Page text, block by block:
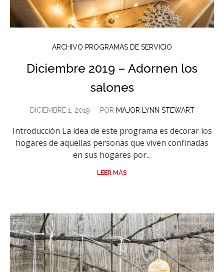
ARCHIVO PROGRAMAS DE SERVICIO
Diciembre 2019 – Adornen los
salones
DICIEMBRE 1, 2019 POR MAJOR LYNN STEWART
Introducción La idea de este programa es decorar los
hogares de aquellas personas que viven confinadas
en sus hogares por...
LEER MÁS